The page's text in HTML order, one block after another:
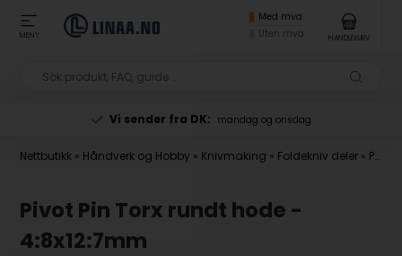
MENY
Med mva
Uten mva
HANDLEKURV
Vi sender fra DK: mandag og onsdag
Nettbutikk » Håndverk og Hobby » Knivmaking » Foldekniv deler » Pivot skruer
Pivot Pin Torx rundt hode -
4:8x12:7mm